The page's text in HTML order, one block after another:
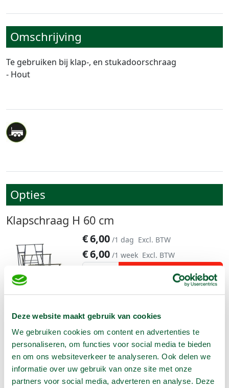
Deze website maakt gebruik van cookies
We gebruiken cookies om content en advertenties te
personaliseren, om functies voor social media te bieden
en om ons websiteverkeer te analyseren. Ook delen we
informatie over uw gebruik van onze site met onze
partners voor social media, adverteren en analyse. Deze
Omschrijving
Te gebruiken bij klap-, en stukadoorschraag
- Hout
Opties
Klapschraag H 60 cm
€6,00 /1 dag Excl. BTW
€6,00 /1 week Excl. BTW
Reserveer nu
Klapschraag H 85 cm
€6,50 /1 dag Excl. BTW